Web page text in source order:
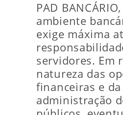
PAD
ambiente
exige máxima
servidores. Em
natureza das
financeiras e da
administração